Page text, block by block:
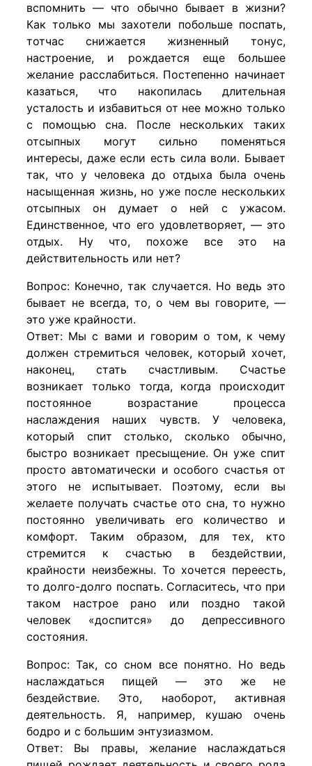
вспомнить — что обычно бывает в жизни?
Как только мы захотели побольше поспать,
тотчас снижается жизненный тонус,
настроение, и рождается еще большее
желание расслабиться. Постепенно начинает
казаться, что накопилась длительная
усталость и избавиться от нее можно только
с помощью сна. После нескольких таких
отсыпных могут сильно поменяться
интересы, даже если есть сила воли. Бывает
так, что у человека до отдыха была очень
насыщенная жизнь, но уже после нескольких
отсыпных он думает о ней с ужасом.
Единственное, что его удовлетворяет, — это
отдых. Ну что, похоже все это на
действительность или нет?
Вопрос: Конечно, так случается. Но ведь это
бывает не всегда, то, о чем вы говорите, —
это уже крайности.
Ответ: Мы с вами и говорим о том, к чему
должен стремиться человек, который хочет,
наконец, стать счастливым. Счастье
возникает только тогда, когда происходит
постоянное возрастание процесса
наслаждения наших чувств. У человека,
который спит столько, сколько обычно,
быстро возникает пресыщение. Он уже спит
просто автоматически и особого счастья от
этого не испытывает. Поэтому, если вы
желаете получать счастье ото сна, то нужно
постоянно увеличивать его количество и
комфорт. Таким образом, для тех, кто
стремится к счастью в бездействии,
крайности неизбежны. То хочется переесть,
то долго-долго поспать. Согласитесь, что при
таком настрое рано или поздно такой
человек «доспится» до депрессивного
состояния.
Вопрос: Так, со сном все понятно. Но ведь
наслаждаться пищей — это же не
бездействие. Это, наоборот, активная
деятельность. Я, например, кушаю очень
бодро и с большим энтузиазмом.
Ответ: Вы правы, желание наслаждаться